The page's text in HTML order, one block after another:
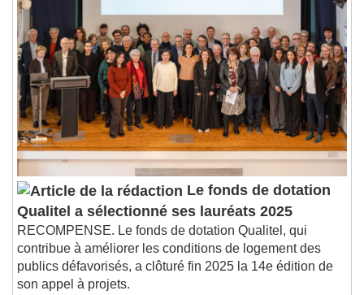
Le fonds de dotation
Qualitel a sélectionné ses lauréats 2025
RECOMPENSE. Le fonds de dotation Qualitel, qui
contribue à améliorer les conditions de logement des
publics défavorisés, a clôturé fin 2025 la 14e édition de